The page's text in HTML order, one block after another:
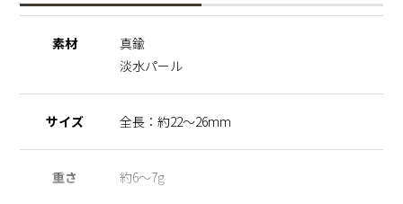
お楽しみいただけます。
んので予めご了承くださいませ。
素材
真鍮
淡水パール
サイズ 全長：約22～26mm
重さ 約6～7g